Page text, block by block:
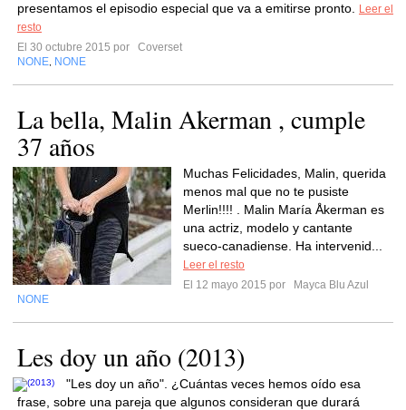
presentamos el episodio especial que va a emitirse pronto.
Leer el
resto
El 30 octubre 2015 por
Coverset
NONE NONE
La bella, Malin Akerman , cumple
37 años
Muchas Felicidades, Malin, querida
menos mal que no te pusiste
Merlin!!!! . Malin María Åkerman es
una actriz, modelo y cantante
sueco-canadiense. Ha intervenid...
Leer el resto
El 12 mayo 2015 por
Mayca Blu Azul
NONE
Les doy un año (2013)
"Les doy un año". ¿Cuántas veces hemos oído esa
frase, sobre una pareja que algunos consideran que durará